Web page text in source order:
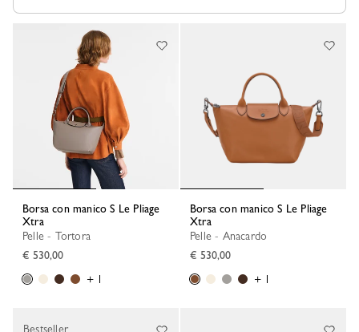
Borsa con manico S Le Pliage
Xtra
Pelle - Tortora
€ 530,00
+ 1
Borsa con manico S Le Pliage
Xtra
Pelle - Anacardo
€ 530,00
+ 1
Bestseller